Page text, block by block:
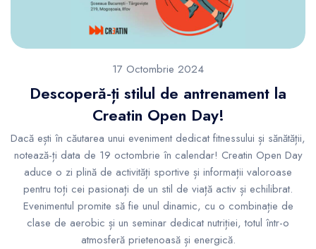
17 Octombrie 2024
Descoperă-ți stilul de antrenament la
Creatin Open Day!
Dacă ești în căutarea unui eveniment dedicat fitnessului și sănătății,
notează-ți data de 19 octombrie în calendar! Creatin Open Day
aduce o zi plină de activități sportive și informații valoroase
pentru toți cei pasionați de un stil de viață activ și echilibrat.
Evenimentul promite să fie unul dinamic, cu o combinație de
clase de aerobic și un seminar dedicat nutriției, totul într-o
atmosferă prietenoasă și energică.